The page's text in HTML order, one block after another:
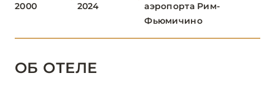
2000
2024
аэропорта Рим-
Фьюмичино
ОБ ОТЕЛЕ